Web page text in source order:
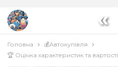
«
Головна
💰Автокупівля
🏆 Оцінка характеристик та вартості